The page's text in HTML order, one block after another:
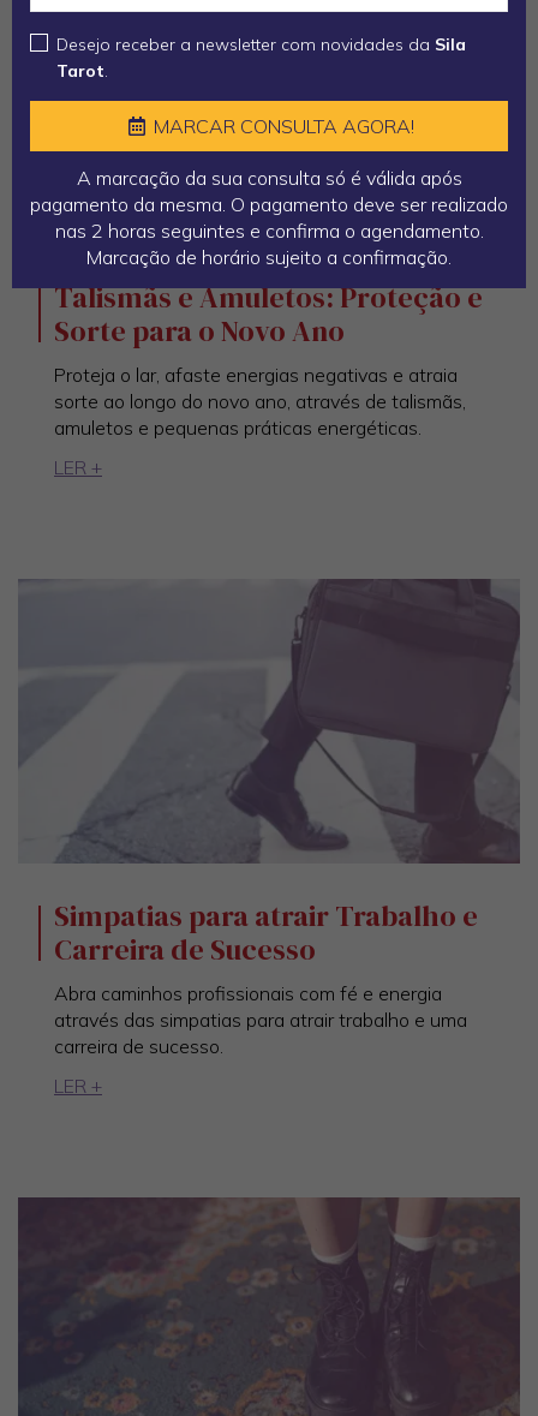
Talismãs e Amuletos: Proteção e
Sorte para o Novo Ano
Proteja o lar, afaste energias negativas e atraia
sorte ao longo do novo ano, através de talismãs,
amuletos e pequenas práticas energéticas.
LER +
Simpatias para atrair Trabalho e
Carreira de Sucesso
Abra caminhos profissionais com fé e energia
através das simpatias para atrair trabalho e uma
carreira de sucesso.
LER +
Desejo receber a newsletter com novidades da Sila
Tarot.
MARCAR CONSULTA AGORA!
A marcação da sua consulta só é válida após
pagamento da mesma. O pagamento deve ser realizado
nas 2 horas seguintes e confirma o agendamento.
Marcação de horário sujeito a confirmação.